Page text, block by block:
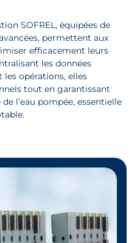
SOFREL, équipées de
permettent aux
efficacement leurs
les données
opérations, elles
tout en garantissant
l’eau pompée, essentielle